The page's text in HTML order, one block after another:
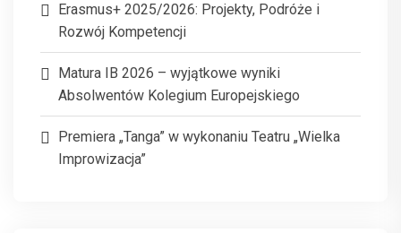
Erasmus+ 2025/2026: Projekty, Podróże i
Rozwój Kompetencji
Matura IB 2026 – wyjątkowe wyniki
Absolwentów Kolegium Europejskiego
Premiera „Tanga” w wykonaniu Teatru „Wielka
Improwizacja”